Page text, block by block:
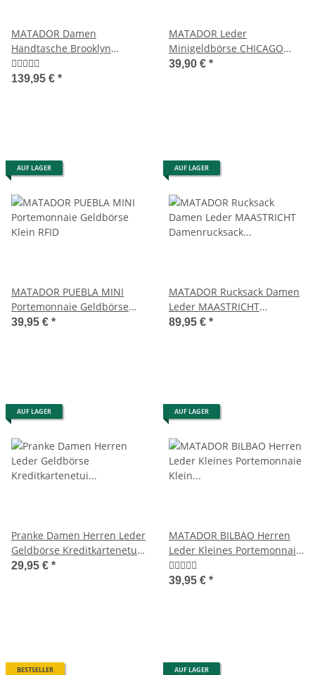
MATADOR Damen
Handtasche Brooklyn
Schultertasche
Henkeltasche Braun
139,95 € *
MATADOR Leder
Minigeldbörse CHICAGO
Mini Portemonnaie RFID
39,90 € *
AUF LAGER
MATADOR PUEBLA MINI
Portemonnaie Geldbörse
Klein RFID
39,95 € *
AUF LAGER
MATADOR Rucksack Damen
Leder MAASTRICHT
Damenrucksack Rolltop
89,95 € *
AUF LAGER
Pranke Damen Herren Leder
Geldbörse Kreditkartenetui
Karten-Visitenkarten-Etui
29,95 € *
AUF LAGER
MATADOR BILBAO Herren
Leder Kleines Portemonnaie
Klein RFID Retro
39,95 € *
BESTSELLER AUF LAGER